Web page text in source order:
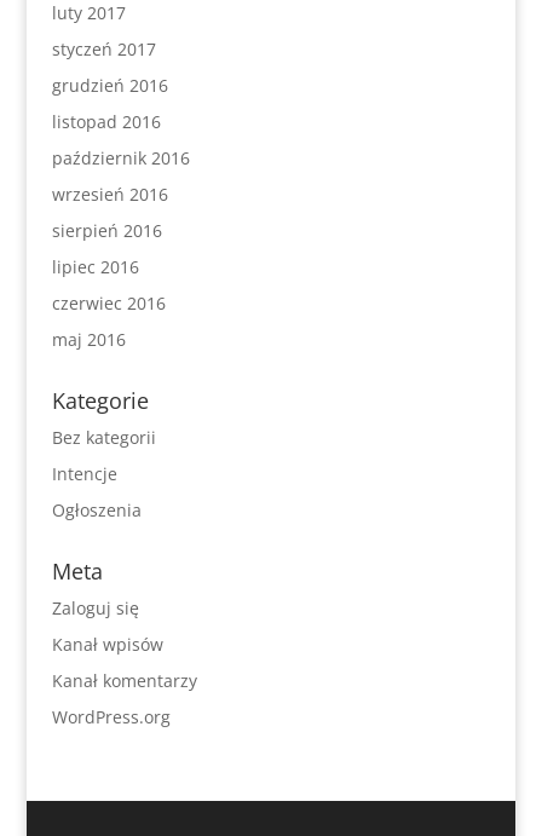
luty 2017
styczeń 2017
grudzień 2016
listopad 2016
październik 2016
wrzesień 2016
sierpień 2016
lipiec 2016
czerwiec 2016
maj 2016
Kategorie
Bez kategorii
Intencje
Ogłoszenia
Meta
Zaloguj się
Kanał wpisów
Kanał komentarzy
WordPress.org